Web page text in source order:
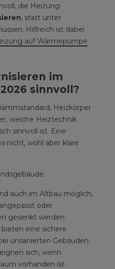
die Heizung
, statt unter
Hilfreich ist dabei
auf Wärmepumpe
im
sinnvoll?
Heizkörper
welche Heiztechnik
sinnvoll ist. Eine
nicht, wohl aber klare
auch im Altbau möglich,
oder
gesenkt werden.
bieten eine sichere
unsanierten Gebäuden.
eignen sich, wenn
vorhanden ist.